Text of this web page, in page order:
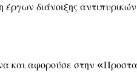
διάνοιξης αντιπυρικών
και αφορούσε στην